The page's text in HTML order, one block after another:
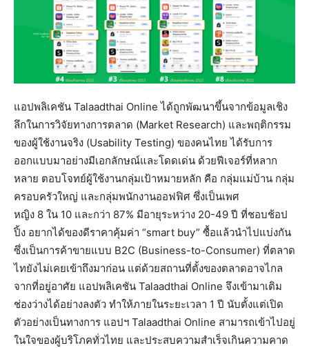
แอปพลิเคชัน Talaadthai Online ได้ถูกพัฒนาขึ้นจากข้อมูลเชิง
ลึกในการวิจัยทางการตลาด (Market Research) และพฤติกรรม
ของผู้ใช้งานจริง (Usability Testing) ของคนไทย ได้รับการ
ออกแบบมาอย่างมีเอกลักษณ์และโดดเด่น ด้วยฟีเจอร์ที่หลาก
หลาย ตอบโจทย์ผู้ใช้งานกลุ่มเป้าหมายหลัก คือ กลุ่มแม่บ้าน กลุ่ม
ครอบครัวใหญ่ และกลุ่มพนักงานออฟฟิศ ซึ่งเป็นเพศ
หญิง 8 ใน 10 และกว่า 87% มีอายุระหว่าง 20-49 ปี ที่ชอบช้อป
ปิ้ง อยากได้ของดีราคาคุ้มค่า “smart buy” ซื้อแล้วนำไปแบ่งกัน
ซึ่งเป็นการค้าขายแบบ B2C (Business-to-Consumer) ที่ตลาด
ไทยังไม่เคยเข้าถึงมาก่อน แต่ด้วยสถานที่ตั้งของตลาดอาจไกล
จากที่อยู่อาศัย แอปพลิเคชัน Talaadthai Online จึงเข้ามาเติม
ช่องว่างได้อย่างลงตัว ทำให้ภายในระยะเวลา 1 ปี นับตั้งแต่เปิด
ตัวอย่างเป็นทางการ แอปฯ Talaadthai Online สามารถเข้าไปอยู่
ในใจของผู้บริโภคทั่วไทย และประสบความสำเร็จเกินความคาด